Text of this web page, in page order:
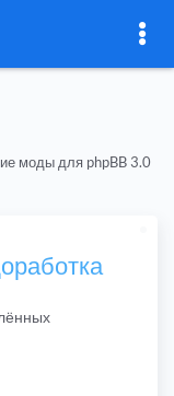
моды для phpBB 3.0